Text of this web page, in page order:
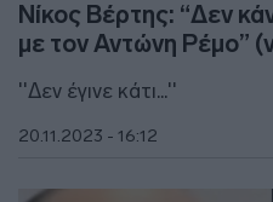
Νίκος Βέρτης: “Δεν
με τον Αντώνη Ρέμο”
''Δεν έγινε κάτι...''
20.11.2023 - 16:12